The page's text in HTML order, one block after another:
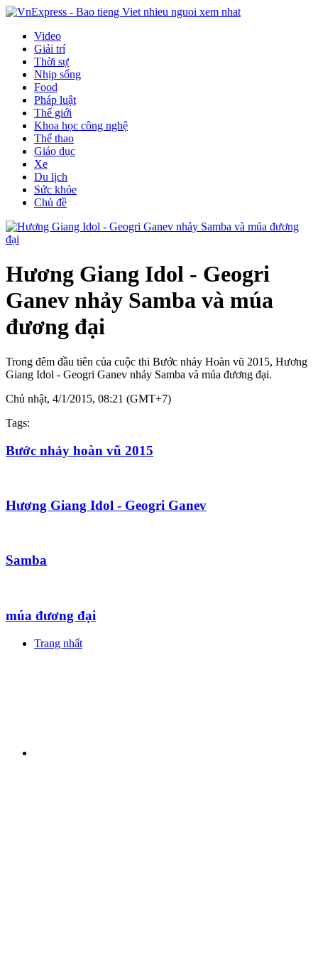
Video
Giải trí
Thời sự
Nhịp sống
Food
Pháp luật
Thế giới
Khoa học công nghệ
Thể thao
Giáo dục
Xe
Du lịch
Sức khỏe
Chủ đề
Hương Giang Idol - Geogri
Ganev nhảy Samba và múa
đương đại
Trong đêm đầu tiên của cuộc thi Bước nhảy Hoàn vũ 2015, Hương
Giang Idol - Geogri Ganev nhảy Samba và múa đương đại.
Chủ nhật, 4/1/2015, 08:21 (GMT+7)
Tags:
Bước nhảy hoàn vũ 2015
Hương Giang Idol - Geogri Ganev
Samba
múa đương đại
Trang nhất